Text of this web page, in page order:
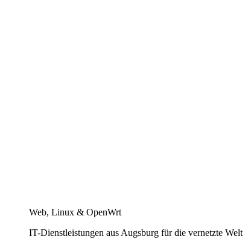
Web, Linux & OpenWrt
IT-Dienstleistungen aus Augsburg für die vernetzte Welt